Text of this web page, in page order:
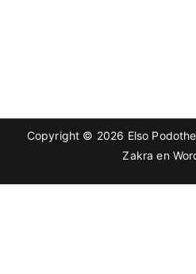
Copyright © 2026 Elso
Zakra en